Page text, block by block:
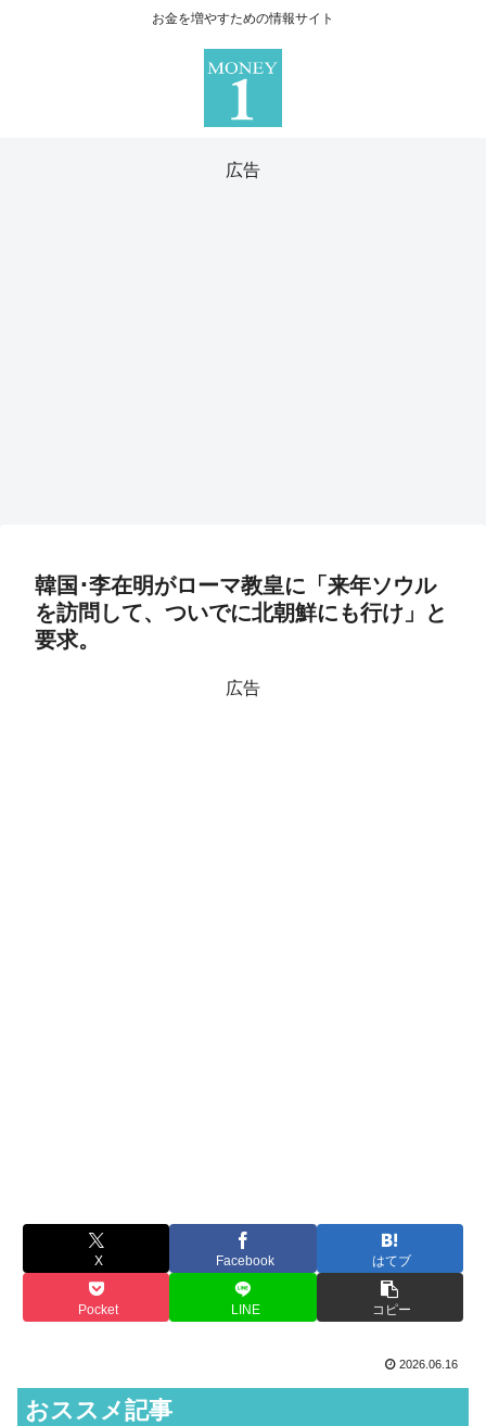
お金を増やすための情報サイト
広告
韓国･李在明がローマ教皇に「来年ソウル
を訪問して、ついでに北朝鮮にも行け」と
要求。
広告
X Facebook はてブ
Pocket LINE コピー
2026.06.16
おススメ記事